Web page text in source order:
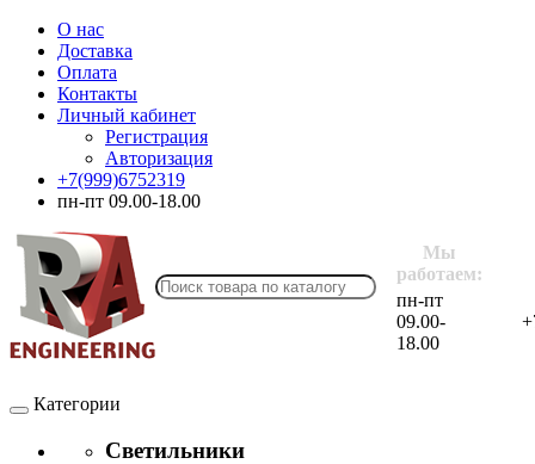
О нас
Доставка
Оплата
Контакты
Личный кабинет
Регистрация
Авторизация
+7(999)6752319
пн-пт 09.00-18.00
Мы
работаем:
пн-пт
09.00-
18.00
Категории
Светильники